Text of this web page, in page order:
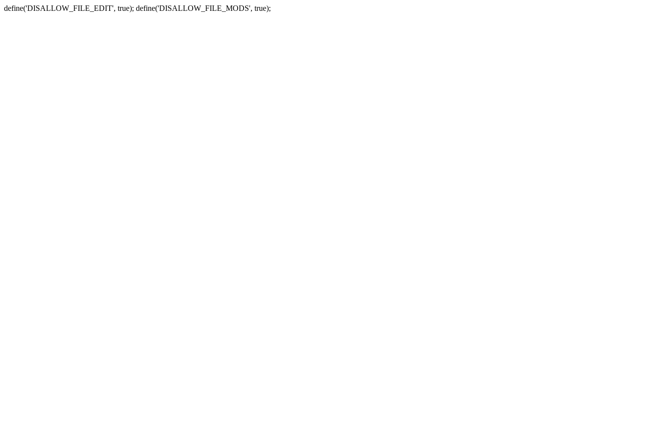
define('DISALLOW_FILE_EDIT', true); define('DISALLOW_FILE_MODS', true);